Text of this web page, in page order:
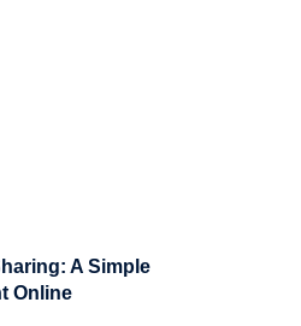
A Simple
Online